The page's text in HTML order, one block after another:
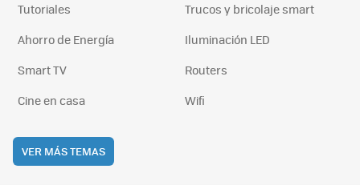
Tutoriales
Trucos y bricolaje smart
Ahorro de Energía
Iluminación LED
Smart TV
Routers
Cine en casa
Wifi
VER MÁS TEMAS